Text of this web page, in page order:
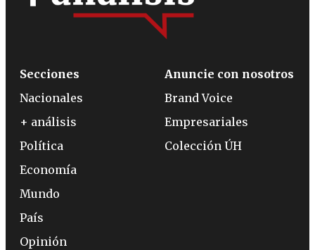
Secciones
Nacionales
+ análisis
Política
Economía
Mundo
País
Opinión
Anuncie con nosotros
Brand Voice
Empresariales
Colección ÚH